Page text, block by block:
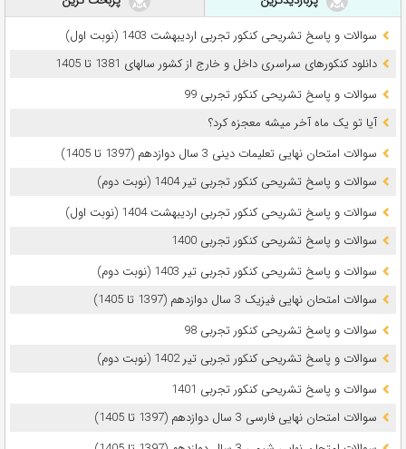
سوالات و پاسخ تشریحی کنکور تجربی اردیبهشت 1403 (نوبت اول)
دانلود کنکورهای سراسری داخل و خارج از کشور سالهای 1381 تا 1405
سوالات و پاسخ تشریحی کنکور تجربی 99
آیا تو یک ماه آخر میشه معجزه کرد؟
سوالات امتحان نهایی تعلیمات دینی 3 سال دوازدهم (1397 تا 1405)
سوالات و پاسخ تشریحی کنکور تجربی تیر 1404 (نوبت دوم)
سوالات و پاسخ تشریحی کنکور تجربی اردیبهشت 1404 (نوبت اول)
سوالات و پاسخ تشریحی کنکور تجربی 1400
سوالات و پاسخ تشریحی کنکور تجربی تیر 1403 (نوبت دوم)
سوالات امتحان نهایی فیزیک 3 سال دوازدهم (1397 تا 1405)
سوالات و پاسخ تشریحی کنکور تجربی 98
سوالات و پاسخ تشریحی کنکور تجربی تیر 1402 (نوبت دوم)
سوالات و پاسخ تشریحی کنکور تجربی 1401
سوالات امتحان نهایی فارسی 3 سال دوازدهم (1397 تا 1405)